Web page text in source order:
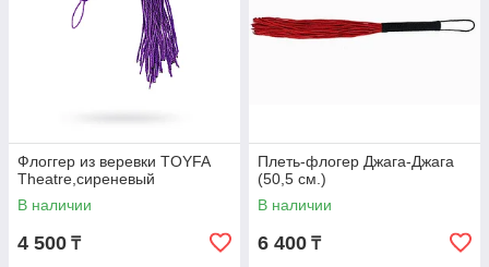
Флоггер из веревки TOYFA
Theatre,сиреневый
В наличии
4 500 ₸
Плеть-флогер Джага-Джага
(50,5 см.)
В наличии
6 400 ₸